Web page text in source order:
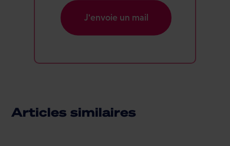
J'envoie un mail
Articles similaires